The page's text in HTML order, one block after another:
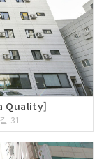
Quality]
31